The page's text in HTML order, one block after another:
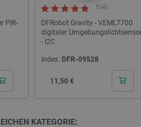
PIR-
5 (4)
DFRobot Gravity - VEML7700
digitaler
- I2C
Index: DFR-09528
Cena
11,50 €
KATEGORIE:
isListDisplay
LaSID